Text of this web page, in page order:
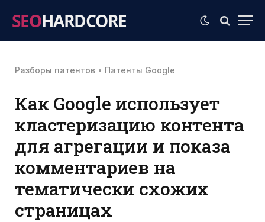
SEOHARDCORE
Разборы патентов • Патенты Google
Как Google использует
кластеризацию контента
для агрегации и показа
комментариев на
тематически схожих
страницах